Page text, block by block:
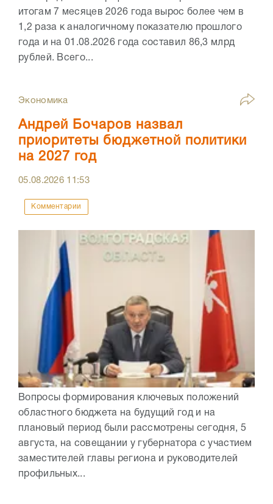
итогам 7 месяцев 2026 года вырос более чем в
1,2 раза к аналогичному показателю прошлого
года и на 01.08.2026 года составил 86,3 млрд
рублей. Всего...
Экономика
Андрей Бочаров назвал
приоритеты бюджетной политики
на 2027 год
05.08.2026 11:53
Комментарии
Вопросы формирования ключевых положений
областного бюджета на будущий год и на
плановый период были рассмотрены сегодня, 5
августа, на совещании у губернатора с участием
заместителей главы региона и руководителей
профильных...